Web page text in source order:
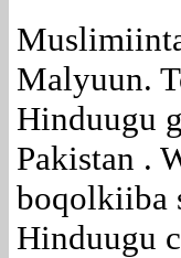
Malyuun.
Hinduugu
Pakistan .
boqolkiiba
Hinduugu